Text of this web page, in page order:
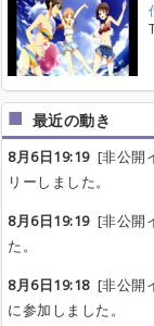
最近の動き
8月6日19:19[非公開
リーしました。
8月6日19:19[非公開
た。
8月6日19:18[非公開
に参加しました。